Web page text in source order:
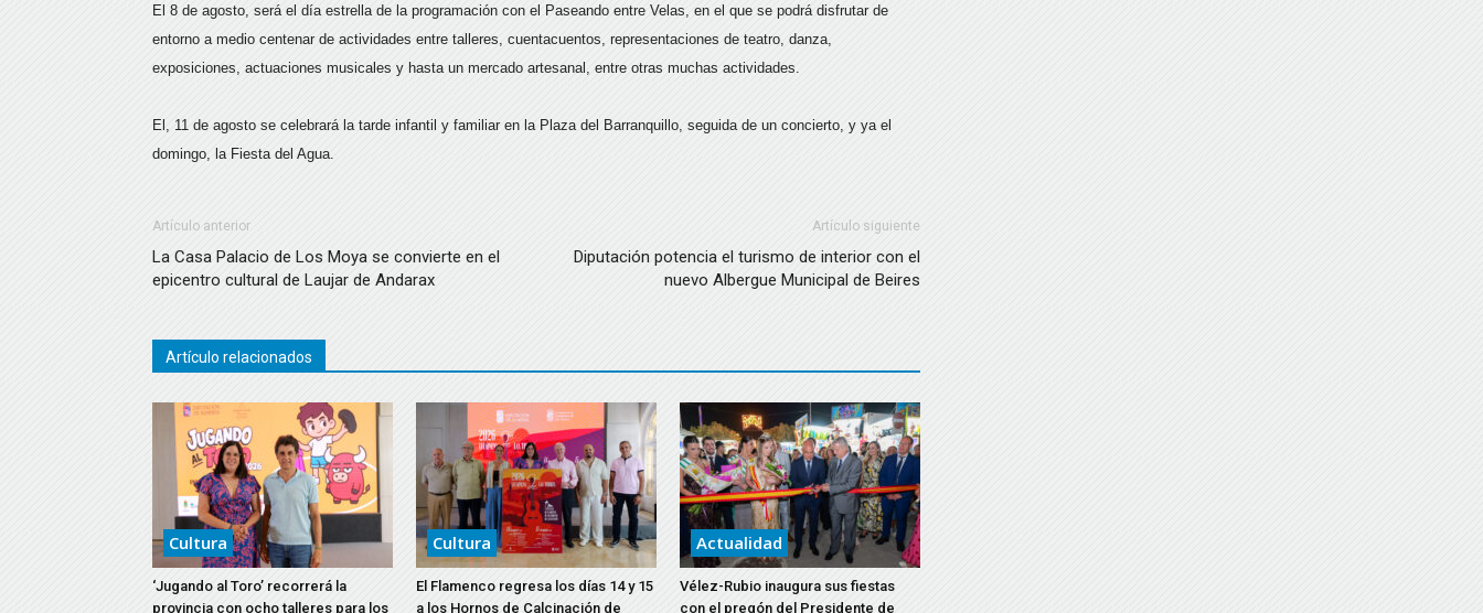
El 8 de agosto, será el día estrella de la programación con el Paseando entre Velas, en el que se podrá disfrutar de
entorno a medio centenar de actividades entre talleres, cuentacuentos, representaciones de teatro, danza,
exposiciones, actuaciones musicales y hasta un mercado artesanal, entre otras muchas actividades.
El, 11 de agosto se celebrará la tarde infantil y familiar en la Plaza del Barranquillo, seguida de un concierto, y ya el
domingo, la Fiesta del Agua.
Artículo anterior
La Casa Palacio de Los Moya se convierte en el
epicentro cultural de Laujar de Andarax
Artículo siguiente
Diputación potencia el turismo de interior con el
nuevo Albergue Municipal de Beires
Artículo relacionados
Cultura
‘Jugando al Toro’ recorrerá la
provincia con ocho talleres para los
Cultura
El Flamenco regresa los días 14 y 15
a los Hornos de Calcinación de
Actualidad
Vélez-Rubio inaugura sus fiestas
con el pregón del Presidente de